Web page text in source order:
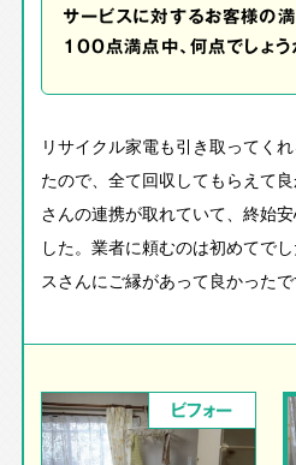
サービスに対するお客様の
100点満点中、何点でしょう
リサイクル家電も引き取ってく
たので、全て回収してもらえて
さんの連携が取れていて、終始
した。業者に頼むのは初めてで
スさんにご縁があって良かったで
ビフォー